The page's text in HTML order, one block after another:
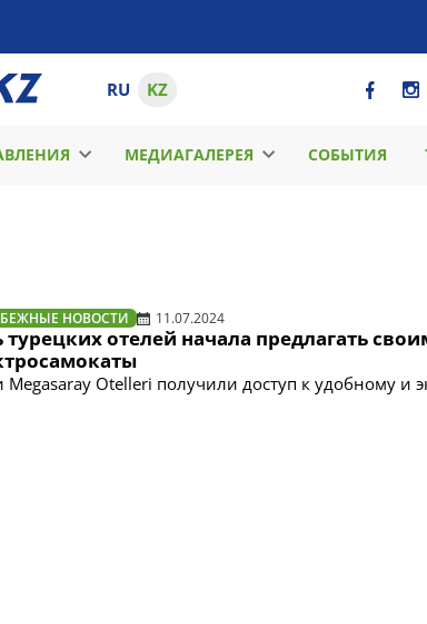
RU KZ
МЕДИАГАЛЕРЕЯ СОБЫТИЯ
НОВОСТИ 11.07.2024
турецких отелей начала предлагать
Megasaray Otelleri получили доступ к удобному и